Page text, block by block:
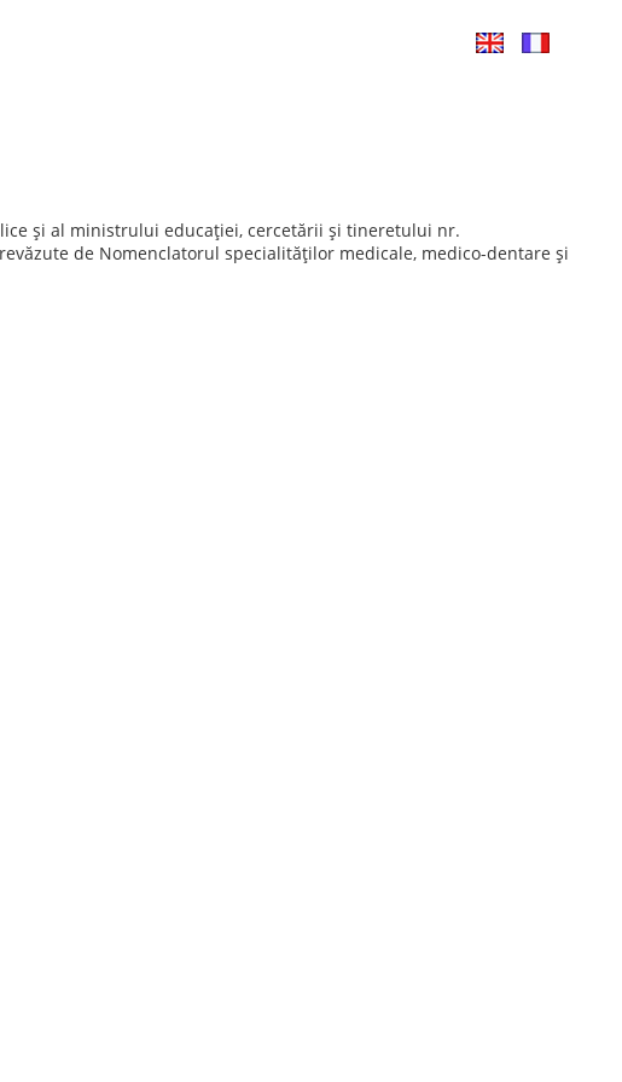
şi al ministrului educaţiei, cercetării şi tineretului nr.
de Nomenclatorul specialităţilor medicale, medico-dentare şi